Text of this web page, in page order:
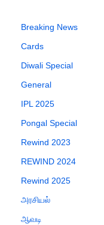
Breaking News
Cards
Diwali Special
General
IPL 2025
Pongal Special
Rewind 2023
REWIND 2024
Rewind 2025
அரசியல்
ஆவடி